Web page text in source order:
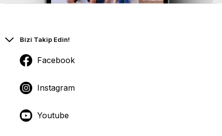
Bizi Takip Edin!
Facebook
Instagram
Youtube